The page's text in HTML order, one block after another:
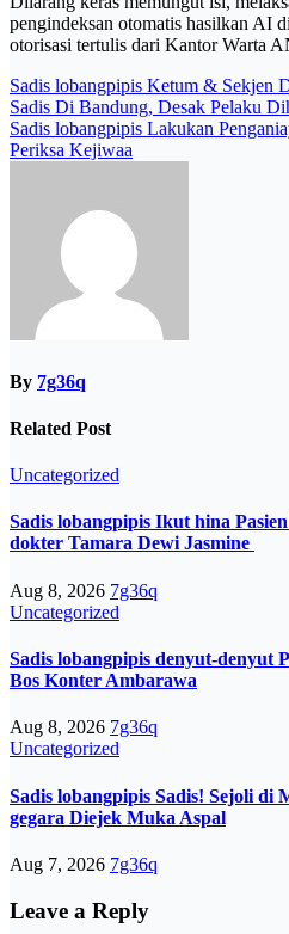
pengindeksan otomatis hasilkan AI
otorisasi tertulis dari Kantor Warta
Post
navigation
Sadis lobangpipis Ketum & Sekjen
Sadis Di Bandung, Desak Pelaku
Sadis lobangpipis Lakukan
Periksa Kejiwaa
By 7g36q
Related Post
Uncategorized
Sadis lobangpipis Ikut hina
dokter Tamara Dewi Jasmine
Aug 8, 2026 7g36q
Uncategorized
Sadis lobangpipis denyut-denyut
Bos Konter Ambarawa
Aug 8, 2026 7g36q
Uncategorized
Sadis lobangpipis Sadis! Sejoli di
gegara Diejek Muka Aspal
Aug 7, 2026 7g36q
Leave a Reply